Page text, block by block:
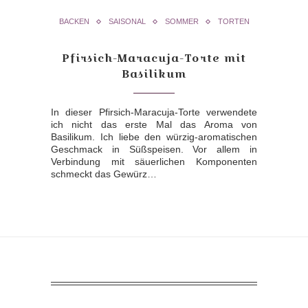
BACKEN SAISONAL SOMMER TORTEN
Pfirsich-Maracuja-Torte mit
Basilikum
In dieser Pfirsich-Maracuja-Torte verwendete
ich nicht das erste Mal das Aroma von
Basilikum. Ich liebe den würzig-aromatischen
Geschmack in Süßspeisen. Vor allem in
Verbindung mit säuerlichen Komponenten
schmeckt das Gewürz…